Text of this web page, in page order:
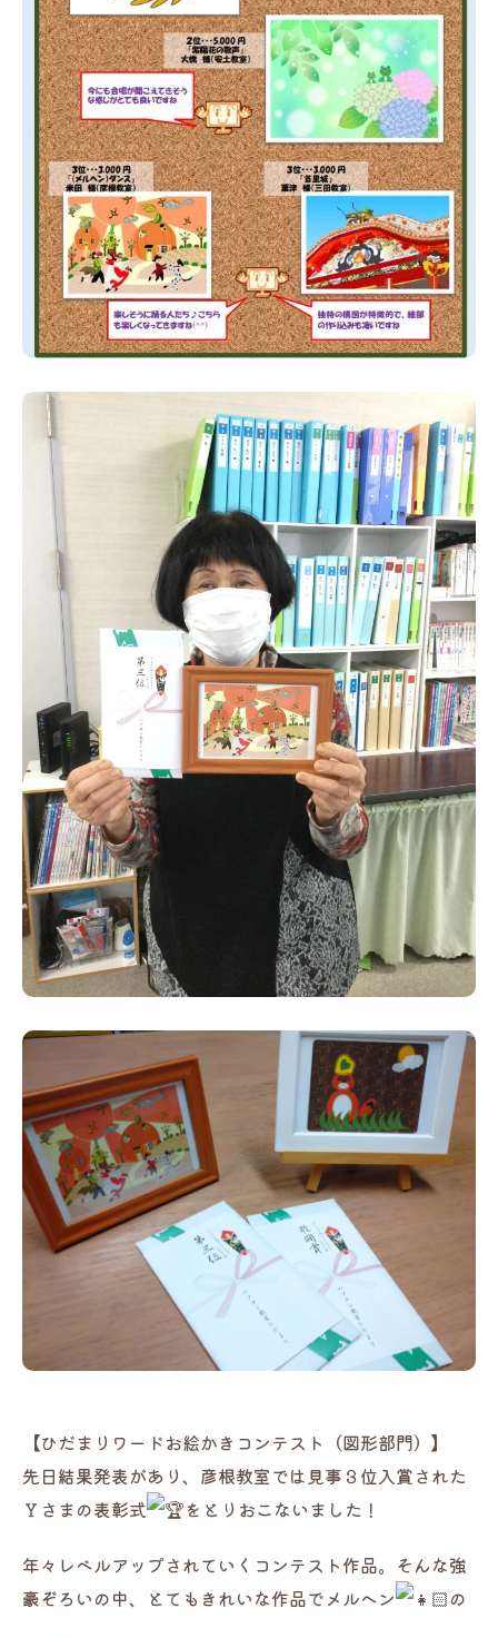
【ひだまりワードお絵かきコンテスト（図形部門）】
先日結果発表があり、彦根教室では見事３位入賞された
Ｙさまの表彰式
をとりおこないました！
年々レベルアップされていくコンテスト作品。そんな強
豪ぞろいの中、とてもきれいな作品でメルヘン
の